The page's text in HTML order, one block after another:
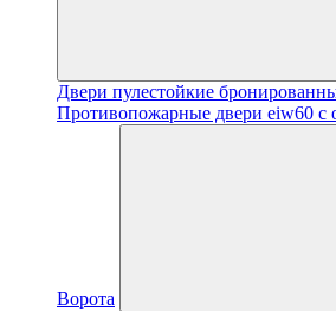
Двери пулестойкие
Противопожарные двери eiw60 с
Ворота